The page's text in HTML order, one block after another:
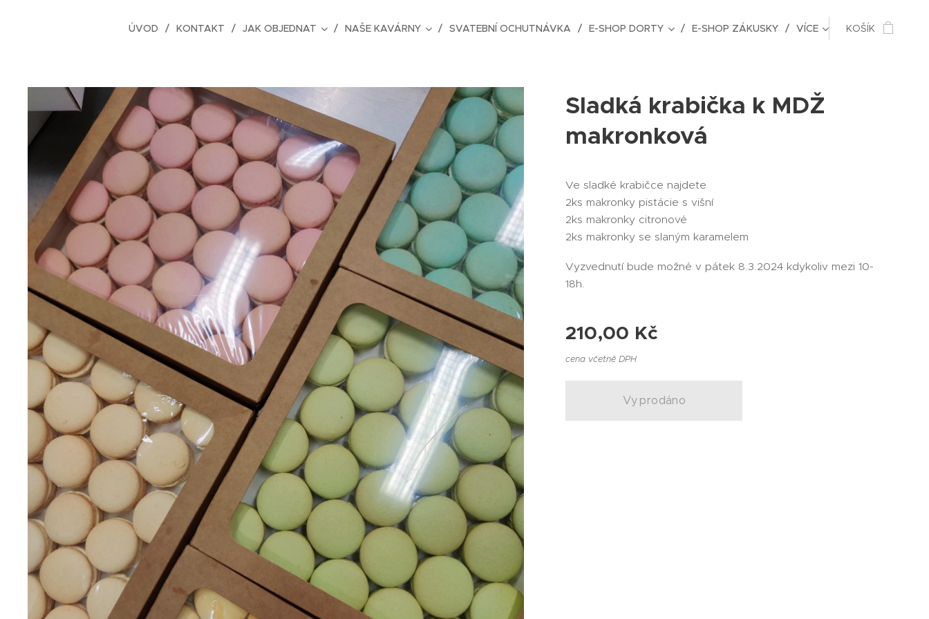
ÚVOD KONTAKT JAK OBJEDNAT NAŠE KAVÁRNY SVATEBNÍ OCHUTNÁVKA E-SHOP DORTY E-SHOP ZÁKUSKY VÍCE KOŠÍK
Sladká krabička k MDŽ
makronková
Ve sladké krabičce najdete
2ks makronky pistácie s višní
2ks makronky citronové
2ks makronky se slaným karamelem
Vyzvednutí bude možné v pátek 8.3.2024 kdykoliv mezi 10-
18h.
210,00 Kč
cena včetně DPH
Vyprodáno